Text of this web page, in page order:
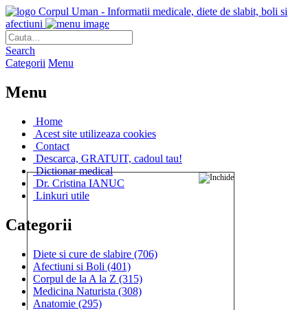
Corpul Uman - Informatii medicale, diete de slabit, boli si
afectiuni
Search
Categorii Menu
Menu
Home
Acest site utilizeaza cookies
Contact
Descarca, GRATUIT, cadoul tau!
Dictionar medical
Dr. Cristina IANUC
Linkuri utile
Categorii
Diete si cure de slabire (706)
Afectiuni si Boli (401)
Corpul de la A la Z (315)
Medicina Naturista (308)
Anatomie (295)